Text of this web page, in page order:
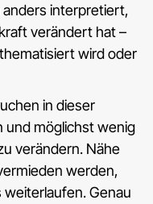
interpretiert,
verändert hat –
wird oder
in dieser
und möglichst wenig
verändern. Nähe
werden,
Genau